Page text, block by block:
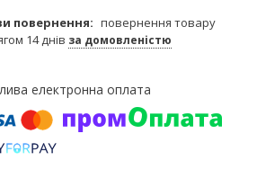
повернення товару
14 днів за домовленістю